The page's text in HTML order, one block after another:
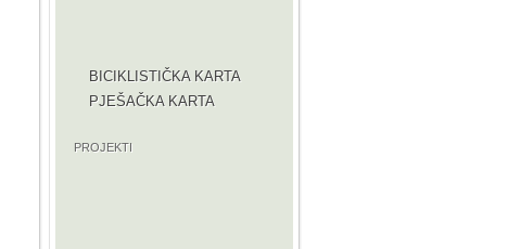
BICIKLISTIČKA KARTA
PJEŠAČKA KARTA
PROJEKTI